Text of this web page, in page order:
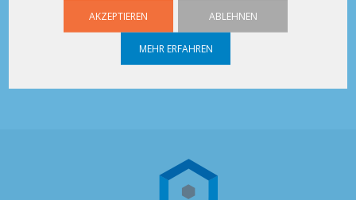
AKZEPTIEREN ABLEHNEN
MEHR ERFAHREN